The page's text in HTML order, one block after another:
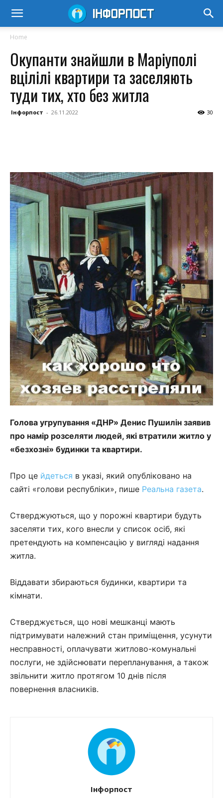
Home
Окупанти знайшли в Маріуполі
вцілілі квартири та заселяють
туди тих, хто без житла
Інфорпост - 26.11.2022 30
Голова угрупування «ДНР» Денис Пушилін заявив
про намір розселяти людей, які втратили житло у
«безхозні» будинки та квартири.
Про це йдеться в указі, який опубліковано на
сайті «голови республіки», пише Реальна газета.
Стверджуються, що у порожні квартири будуть
заселяти тих, кого внесли у список осіб, які
претендують на компенсацію у вигляді надання
житла.
Віддавати збираються будинки, квартири та
кімнати.
Стверджується, що нові мешканці мають
підтримувати належний стан приміщення, усунути
несправності, оплачувати житлово-комунальні
послуги, не здійснювати перепланування, а також
звільнити житло протягом 10 днів після
повернення власників.
Інфорпост